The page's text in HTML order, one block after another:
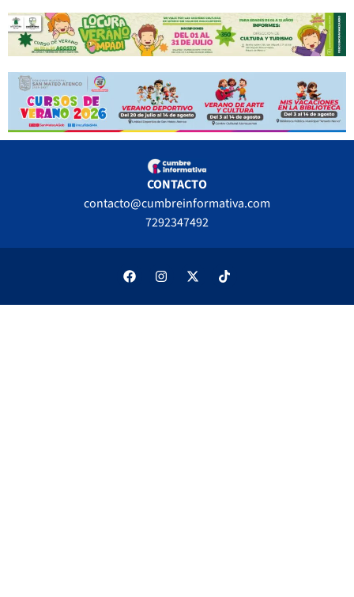
CONTACTO
contacto@cumbreinformativa.com
7292347492